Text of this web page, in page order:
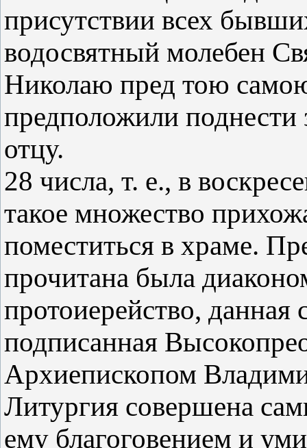
присутствии всех
водосвятный молебен
Николаю пред тою
предположили поднести
отцу.
28 числа, т. е., в
такое множество
поместиться в храме.
прочитана была
протоиерейство,
подписанная
Архиепископом
Литургия совершена
ему благоговением и